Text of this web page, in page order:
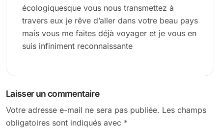
écologiquesque vous nous transmettez à
travers eux je rêve d’aller dans votre beau pays
mais vous me faites déjà voyager et je vous en
suis infiniment reconnaissante
Laisser un commentaire
Votre adresse e-mail ne sera pas publiée. Les champs
obligatoires sont indiqués avec *